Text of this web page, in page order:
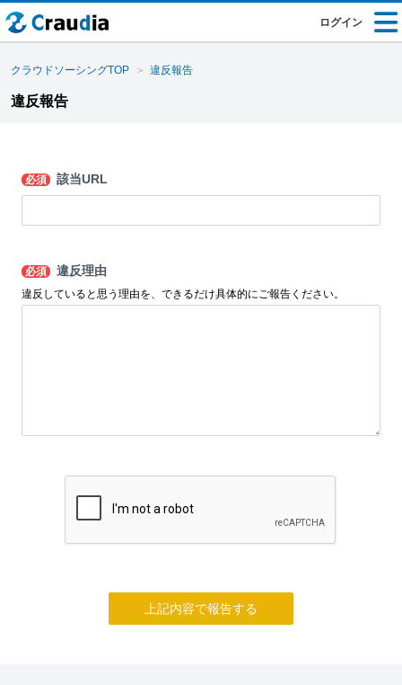
ログイン
クラウドソーシングTOP 違反報告
違反報告
必須 該当URL
必須 違反理由
違反していると思う理由を、できるだけ具体的にご報告ください。
上記内容で報告する